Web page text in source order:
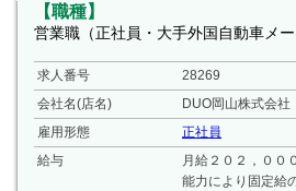
【職種】
営業職（正社員・大手外国自動車メー
求人番号
28269
会社名(店名)
DUO岡山株式会
雇用形態
正社員
給与
月給２０２，００
能力により固定給